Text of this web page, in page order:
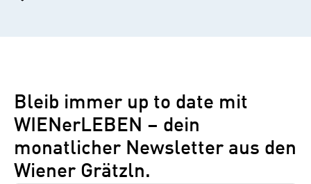
Bleib immer up to date mit
WIENerLEBEN – dein
monatlicher Newsletter aus den
Wiener Grätzln.